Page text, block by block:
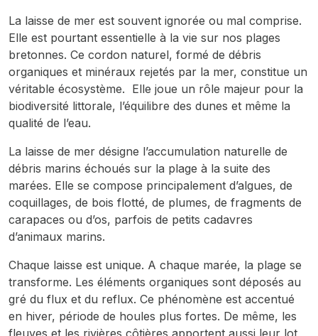
La laisse de mer est souvent ignorée ou mal comprise.
Elle est pourtant essentielle à la vie sur nos plages
bretonnes. Ce cordon naturel, formé de débris
organiques et minéraux rejetés par la mer, constitue un
véritable écosystème. Elle joue un rôle majeur pour la
biodiversité littorale, l’équilibre des dunes et même la
qualité de l’eau.
La laisse de mer désigne l’accumulation naturelle de
débris marins échoués sur la plage à la suite des
marées. Elle se compose principalement d’algues, de
coquillages, de bois flotté, de plumes, de fragments de
carapaces ou d’os, parfois de petits cadavres
d’animaux marins.
Chaque laisse est unique. A chaque marée, la plage se
transforme. Les éléments organiques sont déposés au
gré du flux et du reflux. Ce phénomène est accentué
en hiver, période de houles plus fortes. De même, les
fleuves et les rivières côtières apportent aussi leur lot